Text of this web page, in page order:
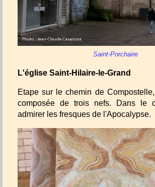
Saint-Porchaire
L'église Saint-Hilaire-le-Grand
Etape sur le chemin de
composée de trois nefs. Dans le
admirer les fresques de l'Apocalypse.